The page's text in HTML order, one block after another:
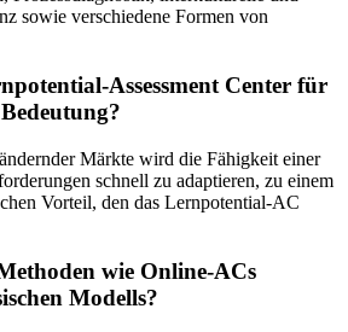
sowie verschiedene Formen von
Assessment Center für
Märkte wird die Fähigkeit einer
schnell zu adaptieren, zu einem
Vorteil, den das Lernpotential-AC
wie Online-ACs
Modells?